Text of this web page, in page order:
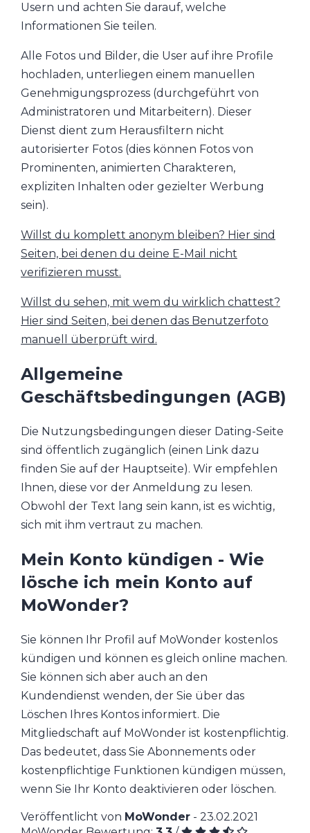
Usern und achten Sie darauf, welche
Informationen Sie teilen.
Alle Fotos und Bilder, die User auf ihre Profile
hochladen, unterliegen einem manuellen
Genehmigungsprozess (durchgeführt von
Administratoren und Mitarbeitern). Dieser
Dienst dient zum Herausfiltern nicht
autorisierter Fotos (dies können Fotos von
Prominenten, animierten Charakteren,
expliziten Inhalten oder gezielter Werbung
sein).
Willst du komplett anonym bleiben? Hier sind
Seiten, bei denen du deine E-Mail nicht
verifizieren musst.
Willst du sehen, mit wem du wirklich chattest?
Hier sind Seiten, bei denen das Benutzerfoto
manuell überprüft wird.
Allgemeine
Geschäftsbedingungen (AGB)
Die Nutzungsbedingungen dieser Dating-Seite
sind öffentlich zugänglich (einen Link dazu
finden Sie auf der Hauptseite). Wir empfehlen
Ihnen, diese vor der Anmeldung zu lesen.
Obwohl der Text lang sein kann, ist es wichtig,
sich mit ihm vertraut zu machen.
Mein Konto kündigen - Wie
lösche ich mein Konto auf
MoWonder?
Sie können Ihr Profil auf MoWonder kostenlos
kündigen und können es gleich online machen.
Sie können sich aber auch an den
Kundendienst wenden, der Sie über das
Löschen Ihres Kontos informiert. Die
Mitgliedschaft auf MoWonder ist kostenpflichtig.
Das bedeutet, dass Sie Abonnements oder
kostenpflichtige Funktionen kündigen müssen,
wenn Sie Ihr Konto deaktivieren oder löschen.
Veröffentlicht von MoWonder - 23.02.2021